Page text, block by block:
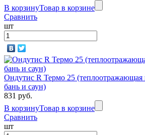
В корзинуТовар в корзине
Сравнить
шт
Ондутис R Термо 25 (теплоотражающая
бань и саун)
831 руб.
В корзинуТовар в корзине
Сравнить
шт